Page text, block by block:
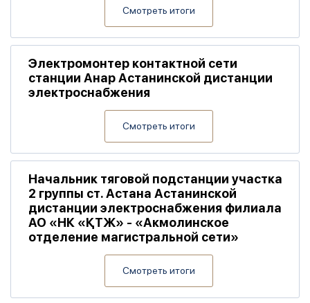
Смотреть итоги
Электромонтер контактной сети
станции Анар Астанинской дистанции
электроснабжения
Смотреть итоги
Начальник тяговой подстанции участка
2 группы ст. Астана Астанинской
дистанции электроснабжения филиала
АО «НК «ҚТЖ» - «Акмолинское
отделение магистральной сети»
Смотреть итоги